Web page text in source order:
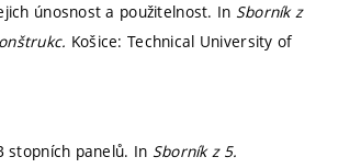
únosnost a použitelnost. In Sborník z
Košice: Technical University of
stopních panelů. In Sborník z 5.